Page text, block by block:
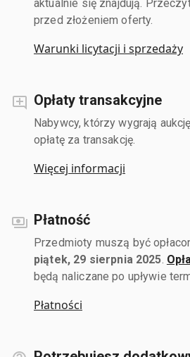
aktualnie się znajdują.
przed złożeniem oferty.
Warunki licytacji i sprzedaży
Opłaty transakcyjne
Nabywcy, którzy wygrają
opłatę za transakcję.
Więcej informacji
Płatność
Przedmioty muszą być
piątek, 29 sierpnia 2025
będą naliczane po upływie
Płatności